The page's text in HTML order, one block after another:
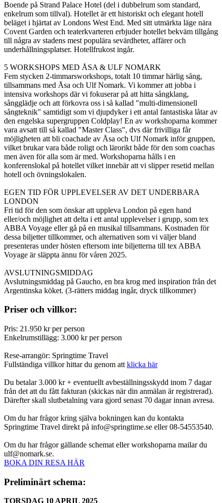
Boende på Strand Palace Hotel (del i dubbelrum som standard,
enkelrum som tillval). Hotellet är ett historiskt och elegant hotell
beläget i hjärtat av Londons West End. Med sitt utmärkta läge nära
Covent Garden och teaterkvarteren erbjuder hotellet bekväm tillgång
till några av stadens mest populära sevärdheter, affärer och
underhållningsplatser. Hotellfrukost ingår.
5 WORKSHOPS MED ÅSA & ULF NOMARK
Fem stycken 2-timmarsworkshops, totalt 10 timmar härlig sång,
tillsammans med Åsa och Ulf Nomark. Vi kommer att jobba i
intensiva workshops där vi fokuserar på att hitta sångklang,
sångglädje och att förkovra oss i så kallad "multi-dimensionell
sångteknik" samtidigt som vi djupdyker i ett antal fantastiska låtar av
den engelska supergruppen Coldplay! En av workshoparna kommer
vara avsatt till så kallad "Master Class", dvs där frivilliga får
möjligheten att bli coachade av Åsa och Ulf Nomark inför gruppen,
vilket brukar vara både roligt och lärorikt både för den som coachas
men även för alla som är med. Workshoparna hålls i en
konferenslokal på hotellet vilket innebär att vi slipper resetid mellan
hotell och övningslokalen.
EGEN TID FÖR UPPLEVELSER AV DET UNDERBARA
LONDON
Fri tid för den som önskar att uppleva London på egen hand
eller/och möjlighet att delta i ett antal upplevelser i grupp, som tex
ABBA Voyage eller gå på en musikal tillsammans. Kostnaden för
dessa biljetter tillkommer, och alternativen som vi väljer bland
presenteras under hösten eftersom inte biljetterna till tex ABBA
Voyage är släppta ännu för våren 2025.
AVSLUTNINGSMIDDAG
Avslutningsmiddag på Gaucho, en bra krog med inspiration från det
Argentinska köket. (3-rätters middag ingår, dryck tillkommer)
Priser och villkor:
Pris: 21.950 kr per person
Enkelrumstillägg: 3.000 kr per person
Rese-arrangör: Springtime Travel
Fullständiga villkor hittar du genom att klicka här
Du betalar 3.000 kr + eventuellt avbeställningsskydd inom 7 dagar
från det att du fått fakturan (skickas när din anmälan är registrerad).
Därefter skall slutbetalning vara gjord senast 70 dagar innan avresa.
Om du har frågor kring själva bokningen kan du kontakta
Springtime Travel direkt på info@springtime.se eller 08-54553540.
Om du har frågor gällande schemat eller workshoparna mailar du
ulf@nomark.se.
BOKA DIN RESA HÄR
Preliminärt schema:
TORSDAG 10 APRIL 2025